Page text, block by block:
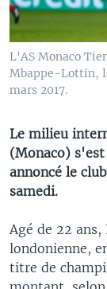
L'AS Monaco
Mbappe-Lottin,
mars 2017.
Le milieu
(Monaco) s'est
annoncé le
samedi.
Agé de 22
londonienne,
titre de